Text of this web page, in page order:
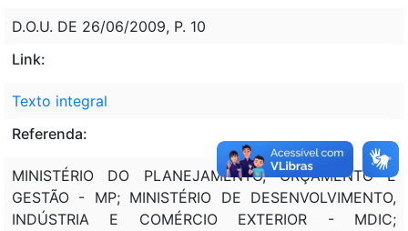
D.O.U. DE 26/06/2009, P. 10
Link:
Texto integral
Referenda:
MINISTÉRIO DO PLANEJAMENTO, ORÇAMENTO E
GESTÃO - MP; MINISTÉRIO DE DESENVOLVIMENTO,
INDÚSTRIA E COMÉRCIO EXTERIOR - MDIC;